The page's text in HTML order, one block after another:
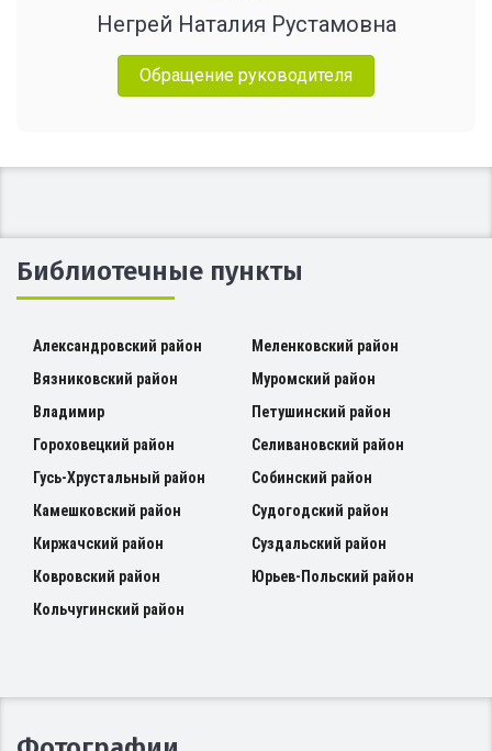
Негрей Наталия Рустамовна
Обращение руководителя
Библиотечные пункты
Александровский район
Вязниковский район
Владимир
Гороховецкий район
Гусь-Хрустальный район
Камешковский район
Киржачский район
Ковровский район
Кольчугинский район
Меленковский район
Муромский район
Петушинский район
Селивановский район
Собинский район
Судогодский район
Суздальский район
Юрьев-Польский район